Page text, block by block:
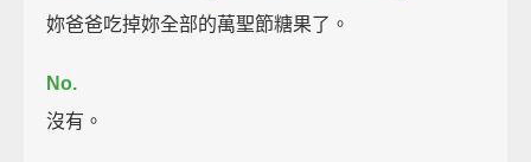
妳爸爸吃掉妳全部的萬聖節糖果了。
No.
沒有。